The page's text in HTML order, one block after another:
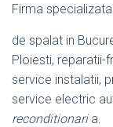
Firma
de spalat in
Ploiesti, reparatii-
service instalatii,
service electric
reconditionaria.